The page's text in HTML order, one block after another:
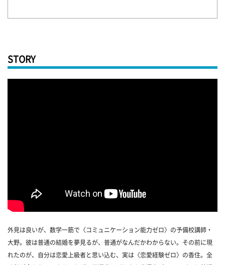
STORY
外見は良いが、数学一筋で〈コミュニケーション能力ゼロ〉の予備校講師・
大野。彼は普通の結婚を夢見るが、普通がなんだかわからない。その前に現
れたのが、自分は恋愛上級者と思い込む、実は〈恋愛経験ゼロ〉の香住。全